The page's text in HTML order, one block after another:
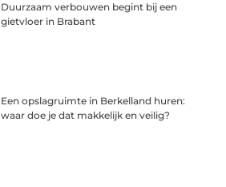
Duurzaam verbouwen begint bij een
gietvloer in Brabant
Een opslagruimte in Berkelland huren:
waar doe je dat makkelijk en veilig?